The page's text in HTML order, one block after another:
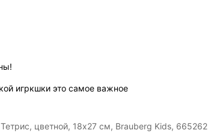
игркшки это самое важное
цветной, 18х27 см, Brauberg Kids, 665262